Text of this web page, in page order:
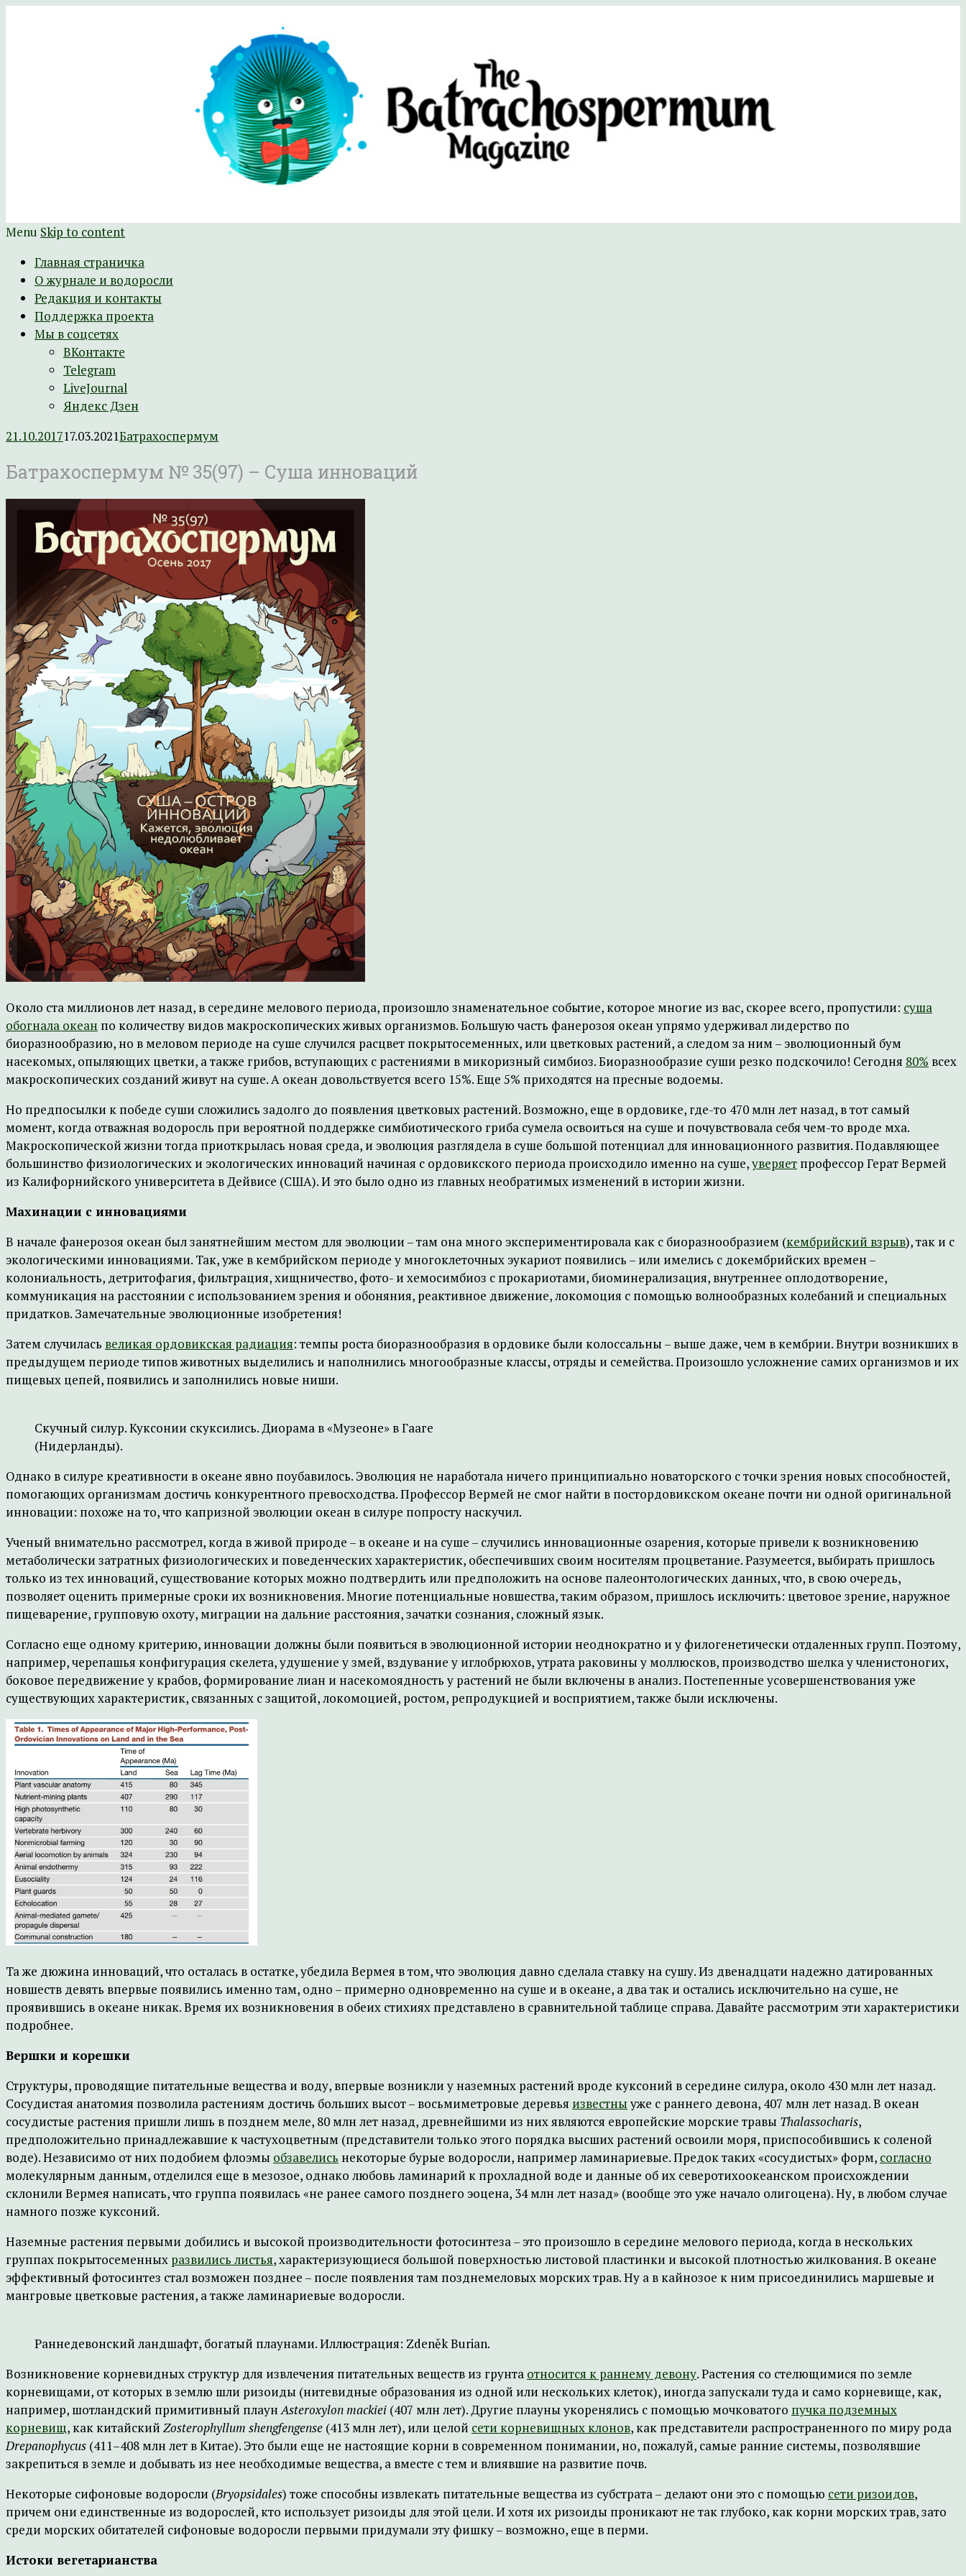
The Batrachospermum Magazine
Научно-развлекательный журнал Батрахоспермум (официальный сайт)
Menu Skip to content
Главная страничка
О журнале и водоросли
Редакция и контакты
Поддержка проекта
Мы в соцсетях
ВКонтакте
Telegram
LiveJournal
Яндекс Дзен
21.10.201717.03.2021Батрахоспермум
Батрахоспермум № 35(97) – Суша инноваций
Около ста миллионов лет назад, в середине мелового периода, произошло знаменательное событие, которое многие из вас, скорее всего, пропустили: суша
обогнала океан по количеству видов макроскопических живых организмов. Большую часть фанерозоя океан упрямо удерживал лидерство по
биоразнообразию, но в меловом периоде на суше случился расцвет покрытосеменных, или цветковых растений, а следом за ним – эволюционный бум
насекомых, опыляющих цветки, а также грибов, вступающих с растениями в микоризный симбиоз. Биоразнообразие суши резко подскочило! Сегодня 80% всех
макроскопических созданий живут на суше. А океан довольствуется всего 15%. Еще 5% приходятся на пресные водоемы.
Но предпосылки к победе суши сложились задолго до появления цветковых растений. Возможно, еще в ордовике, где-то 470 млн лет назад, в тот самый
момент, когда отважная водоросль при вероятной поддержке симбиотического гриба сумела освоиться на суше и почувствовала себя чем-то вроде мха.
Макроскопической жизни тогда приоткрылась новая среда, и эволюция разглядела в суше большой потенциал для инновационного развития. Подавляющее
большинство физиологических и экологических инноваций начиная с ордовикского периода происходило именно на суше,уверяет профессор Герат Вермей
из Калифорнийского университета в Дейвисе (США). И это было одно из главных необратимых изменений в истории жизни.
Махинации с инновациями
В начале фанерозоя океан был занятнейшим местом для эволюции – там она много экспериментировала как с биоразнообразием (кембрийский взрыв), так и с
экологическими инновациями. Так, уже в кембрийском периоде у многоклеточных эукариот появились – или имелись с докембрийских времен –
колониальность, детритофагия, фильтрация, хищничество, фото- и хемосимбиоз с прокариотами, биоминерализация, внутреннее оплодотворение,
коммуникация на расстоянии с использованием зрения и обоняния, реактивное движение, локомоция с помощью волнообразных колебаний и специальных
придатков. Замечательные эволюционные изобретения!
Затем случилась великая ордовикская радиация: темпы роста биоразнообразия в ордовике были колоссальны – выше даже, чем в кембрии. Внутри возникших в
предыдущем периоде типов животных выделились и наполнились многообразные классы, отряды и семейства. Произошло усложнение самих организмов и их
пищевых цепей, появились и заполнились новые ниши.
Скучный силур. Куксонии скуксились. Диорама в «Музеоне» в Гааге
(Нидерланды).
Однако в силуре креативности в океане явно поубавилось. Эволюция не наработала ничего принципиально новаторского с точки зрения новых способностей,
помогающих организмам достичь конкурентного превосходства. Профессор Вермей не смог найти в постордовикском океане почти ни одной оригинальной
инновации: похоже на то, что капризной эволюции океан в силуре попросту наскучил.
Ученый внимательно рассмотрел, когда в живой природе – в океане и на суше – случились инновационные озарения, которые привели к возникновению
метаболически затратных физиологических и поведенческих характеристик, обеспечивших своим носителям процветание. Разумеется, выбирать пришлось
только из тех инноваций, существование которых можно подтвердить или предположить на основе палеонтологических данных, что, в свою очередь,
позволяет оценить примерные сроки их возникновения. Многие потенциальные новшества, таким образом, пришлось исключить: цветовое зрение, наружное
пищеварение, групповую охоту, миграции на дальние расстояния, зачатки сознания, сложный язык.
Согласно еще одному критерию, инновации должны были появиться в эволюционной истории неоднократно и у филогенетически отдаленных групп. Поэтому,
например, черепашья конфигурация скелета, удушение у змей, вздувание у иглобрюхов, утрата раковины у моллюсков, производство шелка у членистоногих,
боковое передвижение у крабов, формирование лиан и насекомоядность у растений не были включены в анализ. Постепенные усовершенствования уже
существующих характеристик, связанных с защитой, локомоцией, ростом, репродукцией и восприятием, также были исключены.
Та же дюжина инноваций, что осталась в остатке, убедила Вермея в том, что эволюция давно сделала ставку на сушу. Из двенадцати надежно датированных
новшеств девять впервые появились именно там, одно – примерно одновременно на суше и в океане, а два так и остались исключительно на суше, не
проявившись в океане никак. Время их возникновения в обеих стихиях представлено в сравнительной таблице справа. Давайте рассмотрим эти характеристики
подробнее.
Вершки и корешки
Структуры, проводящие питательные вещества и воду, впервые возникли у наземных растений вроде куксоний в середине силура, около 430 млн лет назад.
Сосудистая анатомия позволила растениям достичь больших высот – восьмиметровые деревья известны уже с раннего девона, 407 млн лет назад. В океан
сосудистые растения пришли лишь в позднем меле, 80 млн лет назад, древнейшими из них являются европейские морские травы Thalassocharis,
предположительно принадлежавшие к частухоцветным (представители только этого порядка высших растений освоили моря, приспособившись к соленой
воде). Независимо от них подобием флоэмы обзавелись некоторые бурые водоросли, например ламинариевые. Предок таких «сосудистых» форм, согласно
молекулярным данным, отделился еще в мезозое, однако любовь ламинарий к прохладной воде и данные об их северотихоокеанском происхождении
склонили Вермея написать, что группа появилась «не ранее самого позднего эоцена, 34 млн лет назад» (вообще это уже начало олигоцена). Ну, в любом случае
намного позже куксоний.
Наземные растения первыми добились и высокой производительности фотосинтеза – это произошло в середине мелового периода, когда в нескольких
группах покрытосеменных развились листья, характеризующиеся большой поверхностью листовой пластинки и высокой плотностью жилкования. В океане
эффективный фотосинтез стал возможен позднее – после появления там позднемеловых морских трав. Ну а в кайнозое к ним присоединились маршевые и
мангровые цветковые растения, а также ламинариевые водоросли.
Раннедевонский ландшафт, богатый плаунами. Иллюстрация: Zdeněk Burian.
Возникновение корневидных структур для извлечения питательных веществ из грунта относится к раннему девону. Растения со стелющимися по земле
корневищами, от которых в землю шли ризоиды (нитевидные образования из одной или нескольких клеток), иногда запускали туда и само корневище, как,
например, шотландский примитивный плаунAsteroxylon mackiei (407 млн лет). Другие плауны укоренялись с помощью мочковатого пучка подземных
корневищ, как китайский Zosterophyllum shengfengense (413 млн лет), или целой сети корневищных клонов, как представители распространенного по миру рода
Drepanophycus (411–408 млн лет в Китае). Это были еще не настоящие корни в современном понимании, но, пожалуй, самые ранние системы, позволявшие
закрепиться в земле и добывать из нее необходимые вещества, а вместе с тем и влиявшие на развитие почв.
Некоторые сифоновые водоросли (Bryopsidales) тоже способны извлекать питательные вещества из субстрата – делают они это с помощью сети ризоидов,
причем они единственные из водорослей, кто использует ризоиды для этой цели. И хотя их ризоиды проникают не так глубоко, как корни морских трав, зато
среди морских обитателей сифоновые водоросли первыми придумали эту фишку – возможно, еще в перми.
Истоки вегетарианства